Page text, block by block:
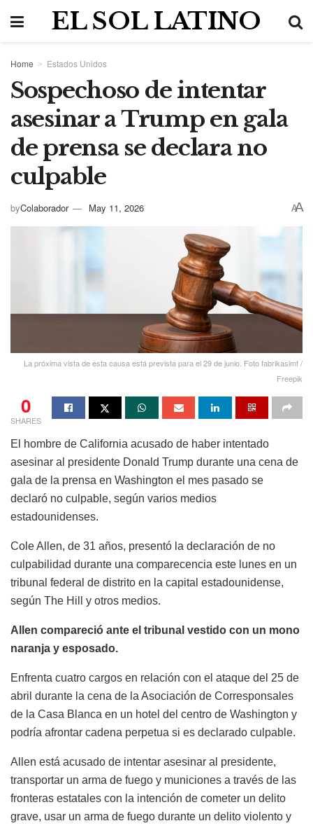
EL SOL LATINO
Home Estados Unidos
Sospechoso de intentar
asesinar a Trump en gala
de prensa se declara no
culpable
byColaborador May 11, 2026 AA
La próxima vista de esta causa está prevista para el 29 de junio. Foto fabrikasimf /
Freepik
0
SHARES
El hombre de California acusado de haber intentado
asesinar al presidente Donald Trump durante una cena de
gala de la prensa en Washington el mes pasado se
declaró no culpable, según varios medios
estadounidenses.
Cole Allen, de 31 años, presentó la declaración de no
culpabilidad durante una comparecencia este lunes en un
tribunal federal de distrito en la capital estadounidense,
según The Hill y otros medios.
Allen compareció ante el tribunal vestido con un mono
naranja y esposado.
Enfrenta cuatro cargos en relación con el ataque del 25 de
abril durante la cena de la Asociación de Corresponsales
de la Casa Blanca en un hotel del centro de Washington y
podría afrontar cadena perpetua si es declarado culpable.
Allen está acusado de intentar asesinar al presidente,
transportar un arma de fuego y municiones a través de las
fronteras estatales con la intención de cometer un delito
grave, usar un arma de fuego durante un delito violento y